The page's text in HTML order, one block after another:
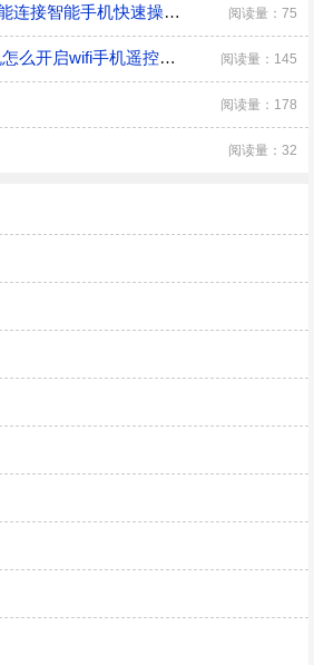
佳能70D相机用WIFI功能连接智能手机快速操作？ 阅读量：75
佳能EOS 70D单反相机怎么开启wifi手机遥控拍摄 阅读量：145
阅读量：178
阅读量：32